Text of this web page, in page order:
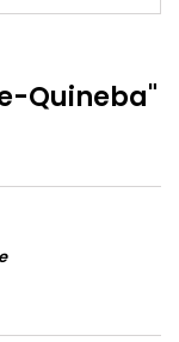
Quineba"